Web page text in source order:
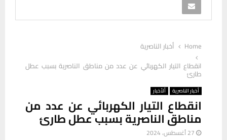
Home
أخبار الناصرية
انقطاع التيار الكهربائي عن عدد من مناطق الناصرية بسبب عطل
طارئ
أخبار الناصرية ألأخبار
انقطاع التيار الكهربائي عن عدد من
مناطق الناصرية بسبب عطل طارئ
27 أغسطس، 2024